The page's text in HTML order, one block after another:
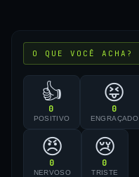
O QUE VOCÊ ACHA?
👍
0
POSITIVO
😝
0
ENGRAÇADO
😠
0
NERVOSO
😢
0
TRISTE